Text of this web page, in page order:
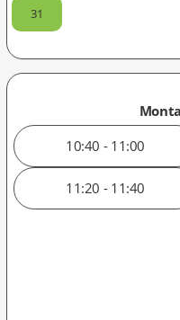
31
10:40 - 11:00
11:20 - 11:40